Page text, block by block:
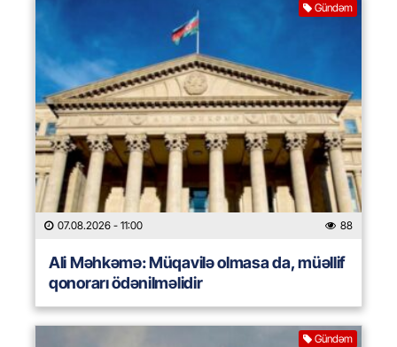
Gündəm
07.08.2026 - 11:00 88
Ali Məhkəmə: Müqavilə olmasa da, müəllif
qonorarı ödənilməlidir
Gündəm